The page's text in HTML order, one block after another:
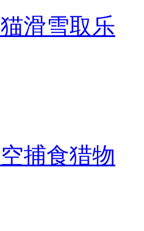
滑雪取乐
捕食猎物